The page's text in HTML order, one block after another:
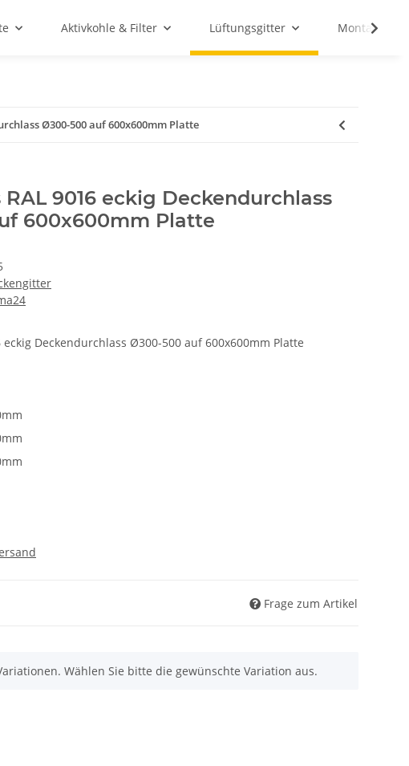
Aktivkohle & Filter Lüftungsgitter
Ø300-500 auf 600x600mm Platte
RAL 9016 eckig Deckendurchlass
600x600mm Platte
eckig Deckendurchlass Ø300-500 auf 600x600mm Platte
Frage zum Artikel
Wählen Sie bitte die gewünschte Variation aus.